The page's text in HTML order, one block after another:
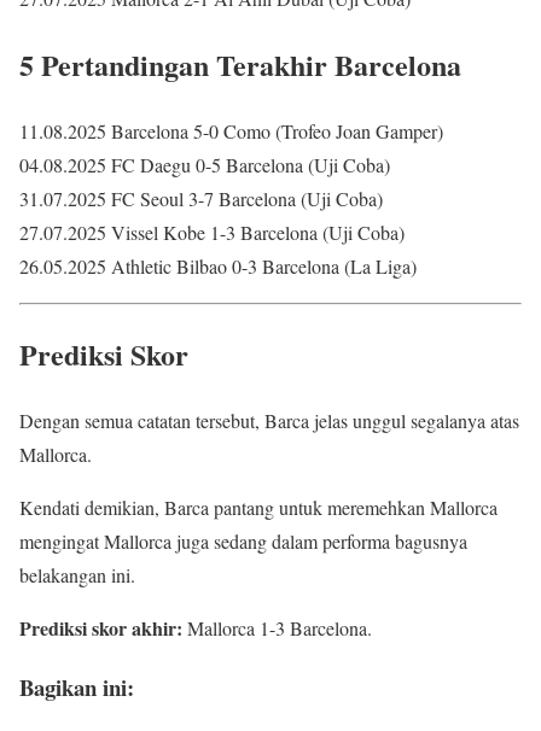
5 Pertandingan Terakhir Barcelona
11.08.2025 Barcelona 5-0 Como (Trofeo Joan Gamper)
04.08.2025 FC Daegu 0-5 Barcelona (Uji Coba)
31.07.2025 FC Seoul 3-7 Barcelona (Uji Coba)
27.07.2025 Vissel Kobe 1-3 Barcelona (Uji Coba)
26.05.2025 Athletic Bilbao 0-3 Barcelona (La Liga)
Prediksi Skor
Dengan semua catatan tersebut, Barca jelas unggul segalanya atas
Mallorca.
Kendati demikian, Barca pantang untuk meremehkan Mallorca
mengingat Mallorca juga sedang dalam performa bagusnya
belakangan ini.
Prediksi skor akhir: Mallorca 1-3 Barcelona.
Bagikan ini: